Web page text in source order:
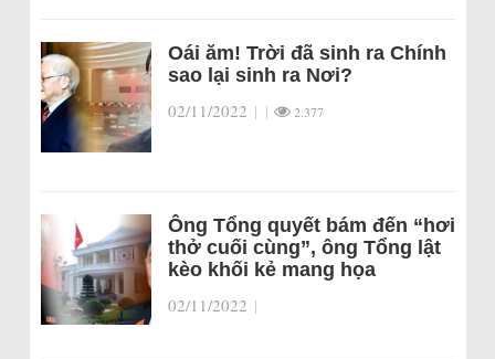
Oái ăm! Trời đã sinh ra Chính
sao lại sinh ra Nơi?
02/11/2022 | | 2.377
Ông Tổng quyết bám đến “hơi
thở cuối cùng”, ông Tổng lật
kèo khối kẻ mang họa
02/11/2022 |